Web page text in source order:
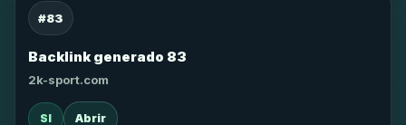
#83
Backlink generado 83
2k-sport.com
SI Abrir